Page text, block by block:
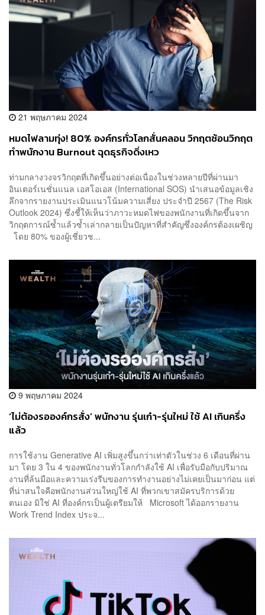
21 พฤษภาคม 2024
หมดไฟลามทุ่ง! 80% องค์กรทั่วโลกสั่นคลอน วิกฤตซ้อนวิกฤต
ทำพนักงาน Burnout ฉุดธุรกิจดิ่งเหว
ท่ามกลางวงจรวิกฤตที่เกิดขึ้นอย่างต่อเนื่องในช่วงหลายปีที่ผ่านมา
อินเตอร์เนชั่นแนล เอสโอเอส (International SOS) นำเสนอข้อมูลเชิง
ลึกจากรายงานประเมินแนวโน้มความเสี่ยง ประจำปี 2567 (The Risk
Outlook 2024) ซึ่งชี้ให้เห็นว่าภาวะหมดไฟของพนักงานที่เกิดขึ้นจาก
วิกฤตการณ์ซ้ำแล้วซ้ำเล่ากลายเป็นปัญหาที่สำคัญซึ่งองค์กรต้องเผชิญ
โดย 80% ของผู้เชี่ยวช...
9 พฤษภาคม 2024
‘ไม่ต้องรอองค์กรสั่ง’ พนักงาน รุ่นเก๋า-รุ่นใหม่ ใช้ AI เกินครึ่ง
แล้ว
การใช้งาน Generative AI เพิ่มสูงขึ้นกว่าเท่าตัวในช่วง 6 เดือนที่ผ่าน
มา โดย 3 ใน 4 ของพนักงานทั่วโลกกำลังใช้ AI เพื่อรับมือกับปริมาณ
งานที่ล้นมือและความเร่งรีบของการทำงานอย่างไม่เคยเป็นมาก่อน แต่
ที่น่าสนใจคือพนักงานส่วนใหญ่ใช้ AI ที่พวกเขาสมัครบริการด้วย
ตนเอง มิใช่ AI ที่องค์กรเป็นผู้เตรียมให้ Microsoft ได้ออกรายงาน
Work Trend Index ประจ...